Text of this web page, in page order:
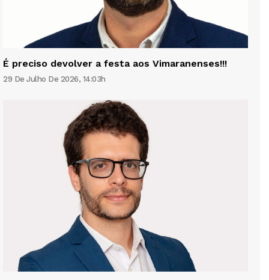
É preciso devolver a festa aos Vimaranenses!!!
29 De Julho De 2026, 14:03h